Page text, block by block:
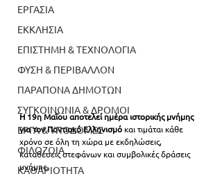
ΕΡΓΑΣΙΑ
ΕΚΚΛΗΣΙΑ
ΕΠΙΣΤΗΜΗ & ΤΕΧΝΟΛΟΓΙΑ
ΦΥΣΗ & ΠΕΡΙΒΑΛΛΟΝ
ΠΑΡΑΠΟΝΑ ΔΗΜΟΤΩΝ
ΣΥΓΚΟΙΝΩΝΙΑ & ΔΡΟΜΟΙ
ΕΡΓΑ & ΥΠΟΔΟΜΕΣ
ΦΙΛΟΖΩΙΑ
ΚΑΘΑΡΙΟΤΗΤΑ
Η 19η Μαΐου αποτελεί ημέρα ιστορικής μνήμης
για τον Ποντιακό Ελληνισμό και τιμάται κάθε
χρόνο σε όλη τη χώρα με εκδηλώσεις,
καταθέσεις στεφάνων και συμβολικές δράσεις
μνήμης.